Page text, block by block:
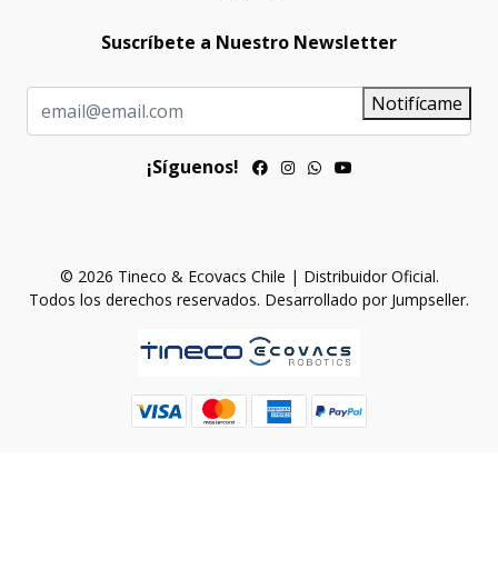
Suscríbete a Nuestro Newsletter
Notifícame
¡Síguenos!
© 2026 Tineco & Ecovacs Chile | Distribuidor Oficial.
Todos los derechos reservados. Desarrollado por Jumpseller.